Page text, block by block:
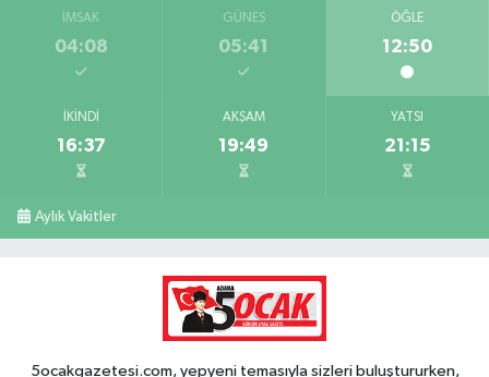
İMSAK
04:08
GÜNEŞ
05:41
ÖĞLE
12:50
İKINDI
16:37
AKŞAM
19:49
YATSI
21:15
Aylık Vakitler
5ocakgazetesi.com, yepyeni temasıyla sizleri buluştururken,